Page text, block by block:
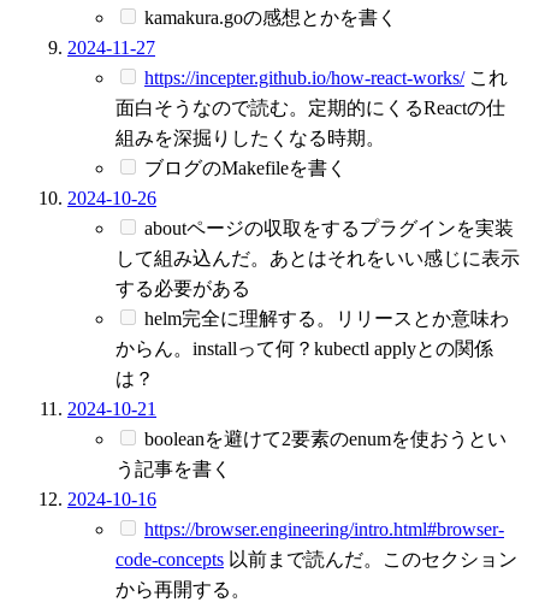
kamakura.goの感想とかを書く
2024-11-27
https://incepter.github.io/how-react-works/これ
面白そうなので読む。定期的にくるReactの仕
組みを深掘りしたくなる時期。
ブログのMakefileを書く
2024-10-26
aboutページの収取をするプラグインを実装
して組み込んだ。あとはそれをいい感じに表示
する必要がある
helm完全に理解する。リリースとか意味わ
からん。installって何？kubectl applyとの関係
は？
2024-10-21
booleanを避けて2要素のenumを使おうとい
う記事を書く
2024-10-16
https://browser.engineering/intro.html#browser-
code-concepts 以前まで読んだ。このセクション
から再開する。